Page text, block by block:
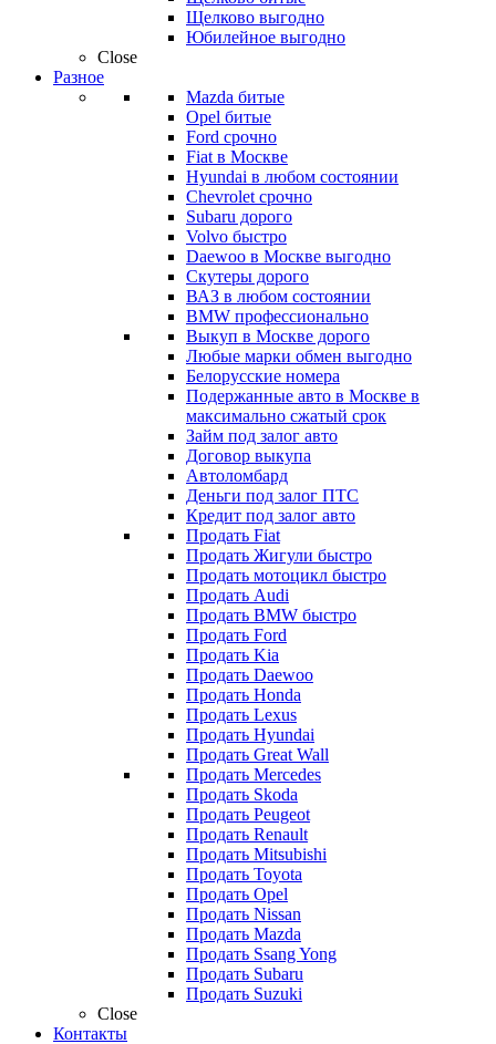
Щелково выгодно
Юбилейное выгодно
Close
Разное
Mazda битые
Opel битые
Ford срочно
Fiat в Москве
Hyundai в любом состоянии
Chevrolet срочно
Subaru дорого
Volvo быстро
Daewoo в Москве выгодно
Скутеры дорого
ВАЗ в любом состоянии
BMW профессионально
Выкуп в Москве дорого
Любые марки обмен выгодно
Белорусские номера
Подержанные авто в Москве в
максимально сжатый срок
Займ под залог авто
Договор выкупа
Автоломбард
Деньги под залог ПТС
Кредит под залог авто
Продать Fiat
Продать Жигули быстро
Продать мотоцикл быстро
Продать Audi
Продать BMW быстро
Продать Ford
Продать Kia
Продать Daewoo
Продать Honda
Продать Lexus
Продать Hyundai
Продать Great Wall
Продать Mercedes
Продать Skoda
Продать Peugeot
Продать Renault
Продать Mitsubishi
Продать Toyota
Продать Opel
Продать Nissan
Продать Mazda
Продать Ssang Yong
Продать Subaru
Продать Suzuki
Close
Контакты